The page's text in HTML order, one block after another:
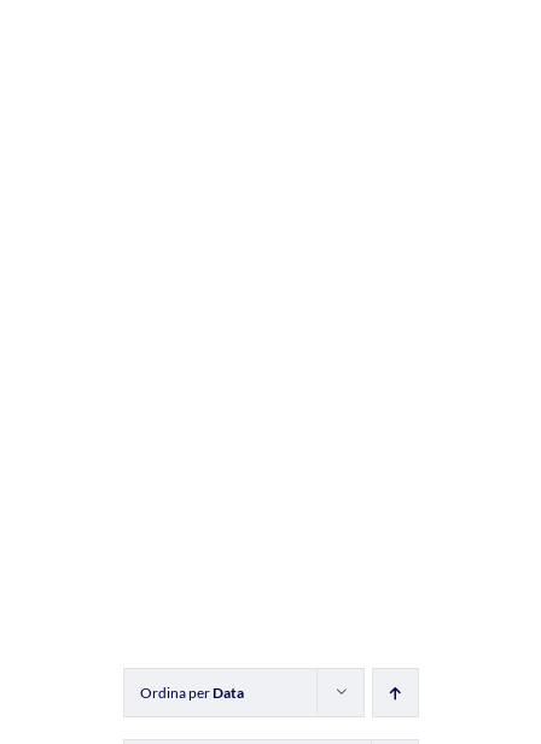
Ordina perData